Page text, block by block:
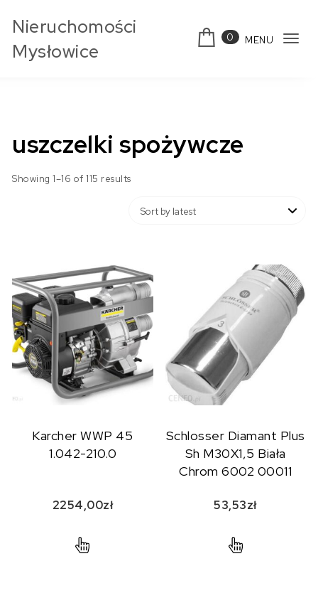
Nieruchomości
Mysłowice
0 MENU
uszczelki spożywcze
Showing 1–16 of 115 results
Karcher WWP 45
1.042-210.0
2254,00zł
Schlosser Diamant Plus
Sh M30X1,5 Biała
Chrom 6002 00011
53,53zł